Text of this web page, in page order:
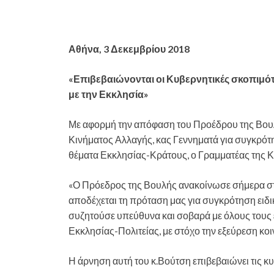
Αθήνα, 3 Δεκεμβρίου 2018
«Επιβεβαιώνονται οι Κυβερνητικές
με την Εκκλησία»
Με αφορμή την απόφαση του Προέδρου της
Κινήματος Αλλαγής, κας Γεννηματά για
θέματα Εκκλησίας-Κράτους, ο Γραμματέας
«Ο Πρόεδρος της Βουλής ανακοίνωσε σήμερα
αποδέχεται τη πρόταση μας για συγκρότηση
συζητούσε υπεύθυνα και σοβαρά με όλους
Εκκλησίας-Πολιτείας, με στόχο την εξεύρεση
Η άρνηση αυτή του κ.Βούτση επιβεβαιώνει τις